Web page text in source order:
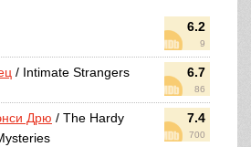
6.2
9
6.7
86
/ Intimate Strangers
7.4
700
Дрю / The Hardy